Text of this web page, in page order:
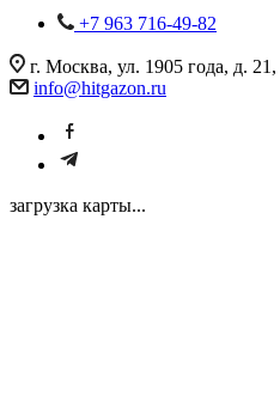
+7 963 716-49-82
г. Москва, ул. 1905 года, д.
info@hitgazon.ru
загрузка карты...